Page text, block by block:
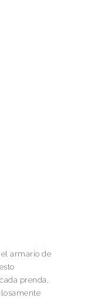
armario de
prenda,